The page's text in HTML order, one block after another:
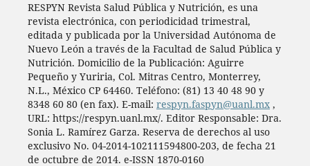
RESPYN Revista Salud Pública y Nutrición, es una
revista electrónica, con periodicidad trimestral,
editada y publicada por la Universidad Autónoma de
Nuevo León a través de la Facultad de Salud Pública y
Nutrición. Domicilio de la Publicación: Aguirre
Pequeño y Yuriria, Col. Mitras Centro, Monterrey,
N.L., México CP 64460. Teléfono: (81) 13 40 48 90 y
8348 60 80 (en fax). E-mail: respyn.faspyn@uanl.mx,
URL: https://respyn.uanl.mx/. Editor Responsable: Dra.
Sonia L. Ramírez Garza. Reserva de derechos al uso
exclusivo No. 04-2014-102111594800-203, de fecha 21
de octubre de 2014. e-ISSN 1870-0160